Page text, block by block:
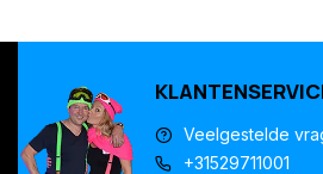
Veelgestelde
+31529711001